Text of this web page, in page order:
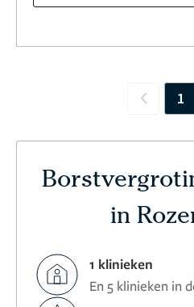
Previous
1
in
1 klinieken
En 5 klinieken in